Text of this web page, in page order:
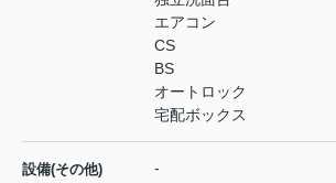
エアコン
CS
BS
オートロック
宅配ボックス
設備(その他) -